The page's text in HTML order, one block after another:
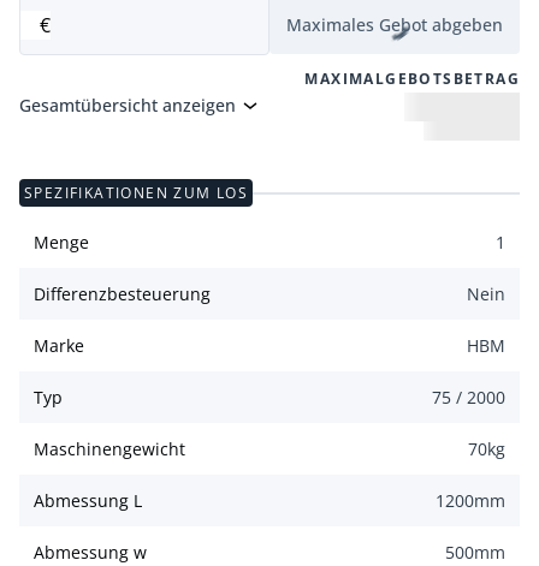
€ Maximales Gebot abgeben
MAXIMALGEBOTSBETRAG
Gesamtübersicht anzeigen
SPEZIFIKATIONEN ZUM LOS
Menge 1
Differenzbesteuerung Nein
Marke HBM
Typ 75 / 2000
Maschinengewicht 70kg
Abmessung L 1200mm
Abmessung w 500mm